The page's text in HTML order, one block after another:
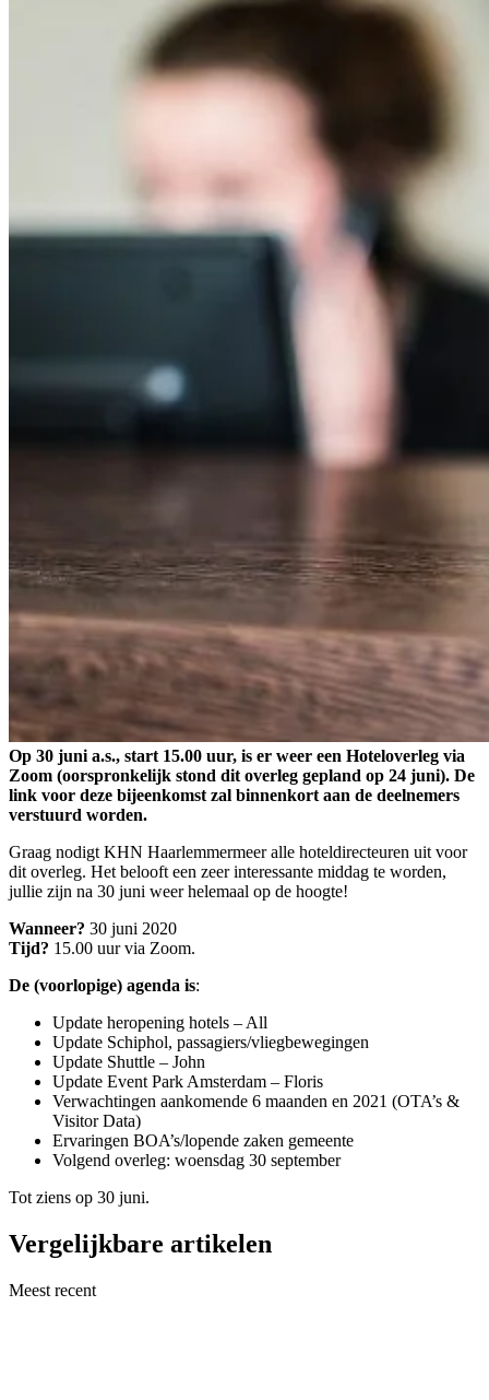
Op 30 juni a.s., start 15.00 uur, is er weer een Hoteloverleg via
Zoom (oorspronkelijk stond dit overleg gepland op 24 juni). De
link voor deze bijeenkomst zal binnenkort aan de deelnemers
verstuurd worden.
Graag nodigt KHN Haarlemmermeer alle hoteldirecteuren uit voor
dit overleg. Het belooft een zeer interessante middag te worden,
jullie zijn na 30 juni weer helemaal op de hoogte!
Wanneer? 30 juni 2020
Tijd? 15.00 uur via Zoom.
De (voorlopige) agenda is:
Update heropening hotels – All
Update Schiphol, passagiers/vliegbewegingen
Update Shuttle – John
Update Event Park Amsterdam – Floris
Verwachtingen aankomende 6 maanden en 2021 (OTA’s &
Visitor Data)
Ervaringen BOA’s/lopende zaken gemeente
Volgend overleg: woensdag 30 september
Tot ziens op 30 juni.
Vergelijkbare artikelen
Meest recent